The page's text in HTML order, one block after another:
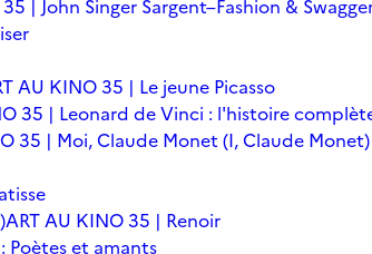
| John Singer Sargent–Fashion &
AU KINO 35 | Le jeune Picasso
35 | Leonard de Vinci : l'histoire
35 | Moi, Claude Monet (I, Claude Monet)
ART AU KINO 35 | Renoir
Poètes et amants